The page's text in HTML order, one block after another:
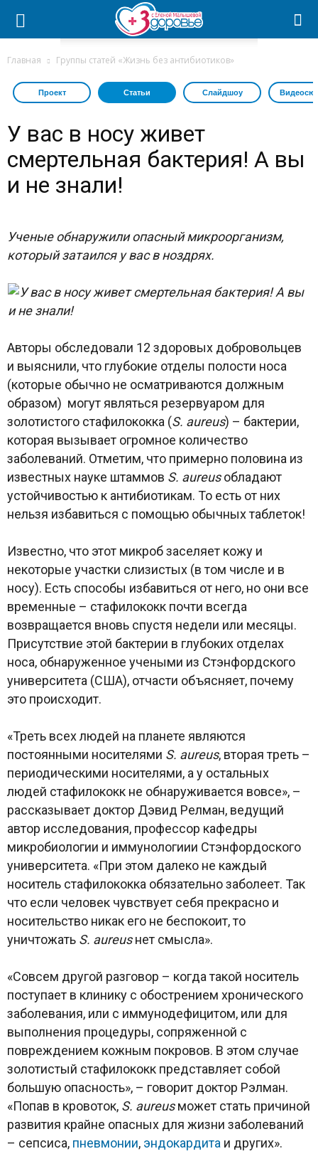
Главная Группы статей «Жизнь без антибиотиков»
Проект Статьи Слайдшоу
У вас в носу живет
смертельная бактерия! А вы
и не знали!
Ученые обнаружили опасный микроорганизм,
который затаился у вас в ноздрях.
Авторы обследовали 12 здоровых добровольцев
и выяснили, что глубокие отделы полости носа
(которые обычно не осматриваются должным
образом) могут являться резервуаром для
золотистого стафилококка (S. aureus) – бактерии,
которая вызывает огромное количество
заболеваний. Отметим, что примерно половина из
известных науке штаммов S. aureusобладают
устойчивостью к антибиотикам. То есть от них
нельзя избавиться с помощью обычных таблеток!
Известно, что этот микроб заселяет кожу и
некоторые участки слизистых (в том числе и в
носу). Есть способы избавиться от него, но они все
временные – стафилококк почти всегда
возвращается вновь спустя недели или месяцы.
Присутствие этой бактерии в глубоких отделах
носа, обнаруженное учеными из Стэнфордского
университета (США), отчасти объясняет, почему
это происходит.
«Треть всех людей на планете являются
постоянными носителями S. aureus, вторая треть –
периодическими носителями, а у остальных
людей стафилококк не обнаруживается вовсе», –
рассказывает доктор Дэвид Релман, ведущий
автор исследования, профессор кафедры
микробиологии и иммунологиии Стэнфордоского
университета. «При этом далеко не каждый
носитель стафилококка обязательно заболеет. Так
что если человек чувствует себя прекрасно и
носительство никак его не беспокоит, то
уничтожать S. aureusнет смысла».
«Совсем другой разговор – когда такой носитель
поступает в клинику с обострением хронического
заболевания, или с иммунодефицитом, или для
выполнения процедуры, сопряженной с
повреждением кожным покровов. В этом случае
золотистый стафилококк представляет собой
большую опасность», – говорит доктор Рэлман.
«Попав в кровоток, S. aureusможет стать причиной
развития крайне опасных для жизни заболеваний
– сепсиса, пневмонии, эндокардита и других».